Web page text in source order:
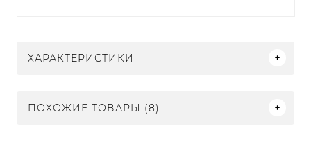
ХАРАКТЕРИСТИКИ
ПОХОЖИЕ ТОВАРЫ (8)